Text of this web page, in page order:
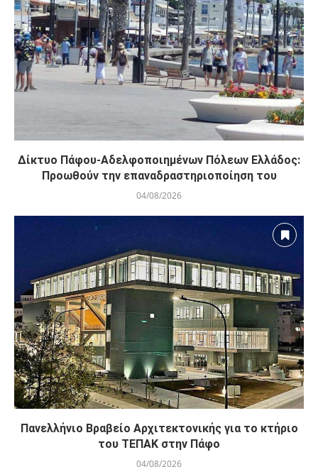
Δίκτυο Πάφου-Αδελφοποιημένων Πόλεων Ελλάδος:
Προωθούν την επαναδραστηριοποίηση του
04/08/2026
Πανελλήνιο Βραβείο Αρχιτεκτονικής για το κτήριο
του ΤΕΠΑΚ στην Πάφο
04/08/2026